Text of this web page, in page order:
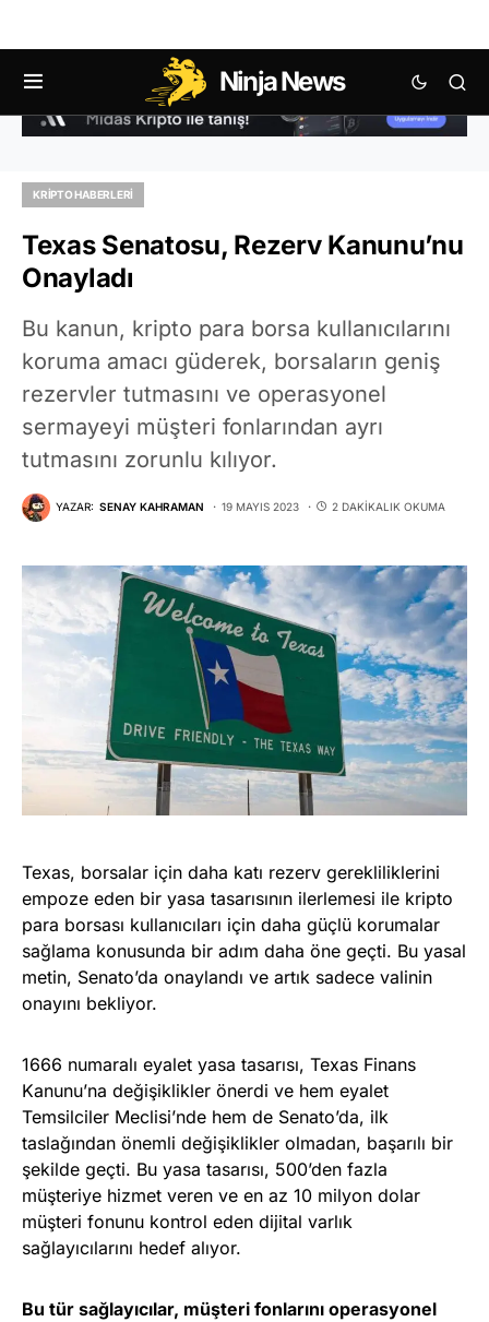
Ninja News
KRIPTO HABERLERI
Texas Senatosu, Rezerv Kanunu’nu
Onayladı
Bu kanun, kripto para borsa kullanıcılarını
koruma amacı güderek, borsaların geniş
rezervler tutmasını ve operasyonel
sermayeyi müşteri fonlarından ayrı
tutmasını zorunlu kılıyor.
YAZAR: SENAY KAHRAMAN 19 MAYIS 2023 2 DAKIKALIK OKUMA
Texas, borsalar için daha katı rezerv gerekliliklerini
empoze eden bir yasa tasarısının ilerlemesi ile kripto
para borsası kullanıcıları için daha güçlü korumalar
sağlama konusunda bir adım daha öne geçti. Bu yasal
metin, Senato’da onaylandı ve artık sadece valinin
onayını bekliyor.
1666 numaralı eyalet yasa tasarısı, Texas Finans
Kanunu’na değişiklikler önerdi ve hem eyalet
Temsilciler Meclisi’nde hem de Senato’da, ilk
taslağından önemli değişiklikler olmadan, başarılı bir
şekilde geçti. Bu yasa tasarısı, 500’den fazla
müşteriye hizmet veren ve en az 10 milyon dolar
müşteri fonunu kontrol eden dijital varlık
sağlayıcılarını hedef alıyor.
Bu tür sağlayıcılar, müşteri fonlarını operasyonel